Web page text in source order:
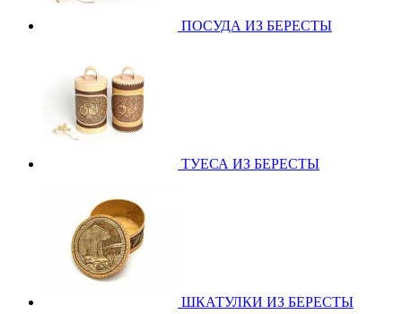
ПОСУДА ИЗ БЕРЕСТЫ
ТУЕСА ИЗ БЕРЕСТЫ
ШКАТУЛКИ ИЗ БЕРЕСТЫ